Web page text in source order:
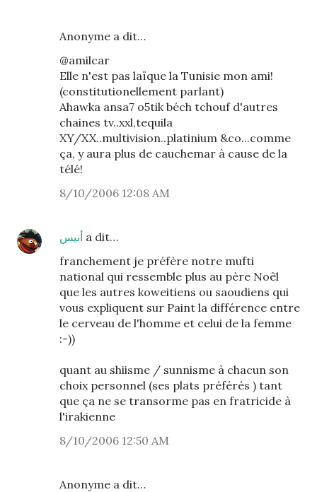
Anonyme a dit…
@amilcar
Elle n'est pas laïque la Tunisie mon ami!
(constitutionellement parlant)
Ahawka ansa7 o5tik béch tchouf d'autres
chaines tv..xxl,tequila
XY/XX..multivision..platinium &co...comme
ça, y aura plus de cauchemar à cause de la
télé!
8/10/2006 12:08 AM
أنيس a dit…
franchement je préfère notre mufti
national qui ressemble plus au père Noêl
que les autres koweitiens ou saoudiens qui
vous expliquent sur Paint la différence entre
le cerveau de l'homme et celui de la femme
:-))
quant au shiisme / sunnisme à chacun son
choix personnel (ses plats préférés ) tant
que ça ne se transorme pas en fratricide à
l'irakienne
8/10/2006 12:50 AM
Anonyme a dit…